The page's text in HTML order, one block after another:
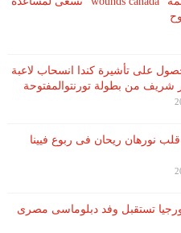
على تأشيرة كندا انسحاب لاعبة
شريف​ من بطولة ​تورنتو​المفتوحة
نورهان ريحان فى ربوع فيينا
تستقبل وفد دبلوماسى مصرى